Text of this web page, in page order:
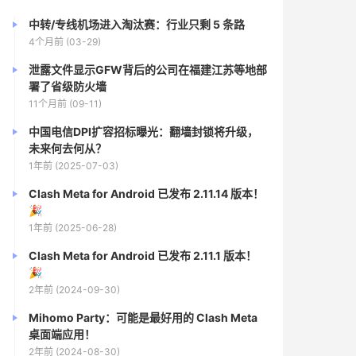
中转/专线机场进入淘汰赛：行业只剩 5 条路
4个月前 (03-29)
泄露文件显示GFW背后的公司在福建江苏等地部
署了省级防火墙
11个月前 (09-11)
中国电信DPI扩容招标曝光：翻墙封锁将升级，
未来何去何从？
1年前 (2025-07-03)
Clash Meta for Android 已发布 2.11.14 版本！
🎉
1年前 (2025-06-28)
Clash Meta for Android 已发布 2.11.1 版本！
🎉
2年前 (2024-09-30)
Mihomo Party：可能是最好用的 Clash Meta
桌面端应用！
2年前 (2024-08-30)